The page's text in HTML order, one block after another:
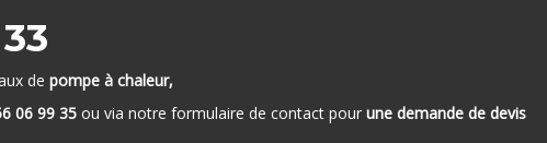
de pompe à chaleur,
06 99 35 ou via notre formulaire de contact pour une demande de devis